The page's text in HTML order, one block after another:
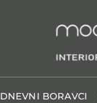
DNEVNI BORAVCI